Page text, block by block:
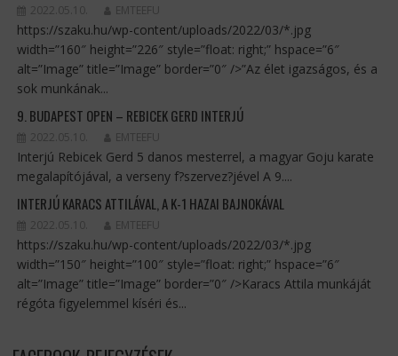
2022.05.10. EMTEEFU
https://szaku.hu/wp-content/uploads/2022/03/*.jpg
width=”160″ height=”226″ style=”float: right;” hspace=”6″
alt=”Image” title=”Image” border=”0″ />”Az élet igazságos, és a
sok munkának...
9. BUDAPEST OPEN – REBICEK GERD INTERJÚ
2022.05.10. EMTEEFU
Interjú Rebicek Gerd 5 danos mesterrel, a magyar Goju karate
megalapítójával, a verseny f?szervez?jével A 9....
INTERJÚ KARACS ATTILÁVAL, A K-1 HAZAI BAJNOKÁVAL
2022.05.10. EMTEEFU
https://szaku.hu/wp-content/uploads/2022/03/*.jpg
width=”150″ height=”100″ style=”float: right;” hspace=”6″
alt=”Image” title=”Image” border=”0″ />Karacs Attila munkáját
régóta figyelemmel kíséri és...